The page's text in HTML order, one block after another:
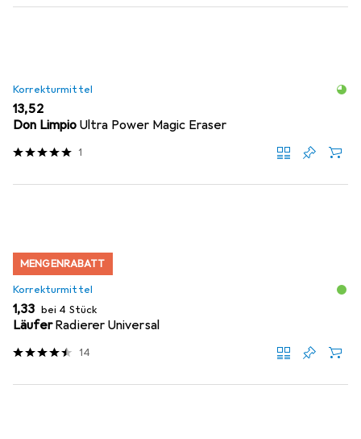
Korrekturmittel
EUR
13,52
Don Limpio Ultra Power Magic Eraser
1
MENGENRABATT
Korrekturmittel
EUR
1,33 bei 4 Stück
Läufer Radierer Universal
14